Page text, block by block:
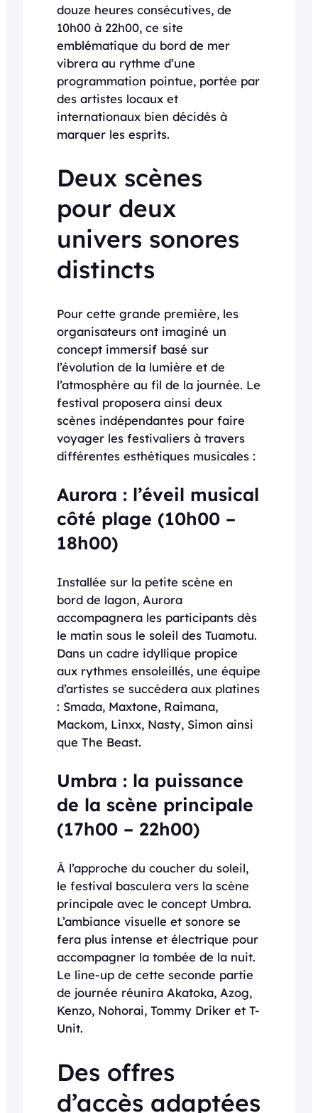
douze heures consécutives, de
10h00 à 22h00, ce site
emblématique du bord de mer
vibrera au rythme d’une
programmation pointue, portée par
des artistes locaux et
internationaux bien décidés à
marquer les esprits.
Deux scènes
pour deux
univers sonores
distincts
Pour cette grande première, les
organisateurs ont imaginé un
concept immersif basé sur
l’évolution de la lumière et de
l’atmosphère au fil de la journée. Le
festival proposera ainsi deux
scènes indépendantes pour faire
voyager les festivaliers à travers
différentes esthétiques musicales :
Aurora : l’éveil musical
côté plage (10h00 –
18h00)
Installée sur la petite scène en
bord de lagon, Aurora
accompagnera les participants dès
le matin sous le soleil des Tuamotu.
Dans un cadre idyllique propice
aux rythmes ensoleillés, une équipe
d’artistes se succédera aux platines
: Smada, Maxtone, Raimana,
Mackom, Linxx, Nasty, Simon ainsi
que The Beast.
Umbra : la puissance
de la scène principale
(17h00 – 22h00)
À l’approche du coucher du soleil,
le festival basculera vers la scène
principale avec le concept Umbra.
L’ambiance visuelle et sonore se
fera plus intense et électrique pour
accompagner la tombée de la nuit.
Le line-up de cette seconde partie
de journée réunira Akatoka, Azog,
Kenzo, Nohorai, Tommy Driker et T-
Unit.
Des offres
d’accès adaptées